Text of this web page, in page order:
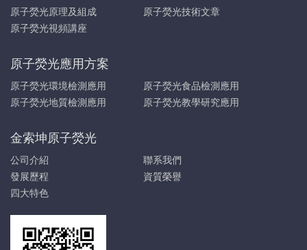
原子熒光原理及組成
原子熒光技術文章
原子熒光視頻講座
原子熒光應用方案
原子熒光環境檢測應用
原子熒光食品檢測應用
原子熒光地質檢測應用
原子熒光教學研究應用
金索坤原子熒光
公司介紹
聯系我們
發展歷程
資質榮譽
四大特色